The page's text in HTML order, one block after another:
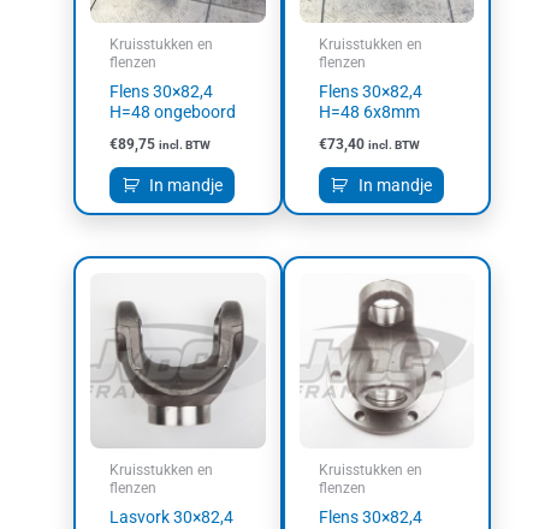
Kruisstukken en
flenzen
Flens 30×82,4
H=48 ongeboord
€89,75 incl. BTW
In mandje
Kruisstukken en
flenzen
Flens 30×82,4
H=48 6x8mm
€73,40 incl. BTW
In mandje
Kruisstukken en
flenzen
Lasvork 30×82,4
Kruisstukken en
flenzen
Flens 30×82,4